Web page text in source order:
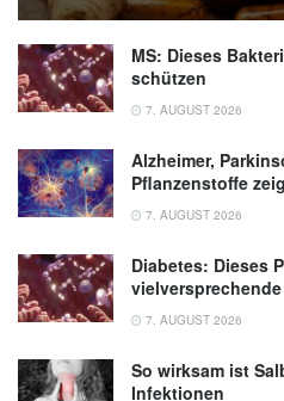
MS: Dieses
schützen
7. AUGUST 2026
Alzheimer,
Pflanzenstoffe
7. AUGUST 2026
Diabetes: Dieses
7. AUGUST 2026
So wirksam ist
Infektionen